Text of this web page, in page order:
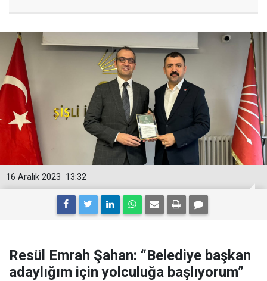
13:32
16 Aralık 2023
Resül Emrah Şahan: “Belediye başkan
adaylığım için yolculuğa başlıyorum”